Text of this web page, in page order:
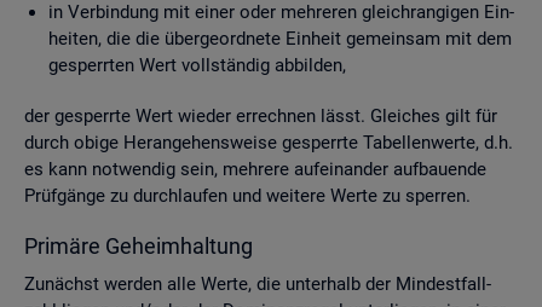
in Ver­bin­dung mit einer oder meh­re­ren gleich­ran­gi­gen Ein­
hei­ten, die die über­ge­ord­ne­te Ein­heit ge­mein­sam mit dem
ge­sperr­ten Wert voll­stän­dig ab­bil­den,
der ge­sperr­te Wert wie­der er­rech­nen lässt. Glei­ches gilt für
durch obige Her­an­ge­hens­wei­se ge­sperr­te Ta­bel­len­wer­te, d.h.
es kann not­wen­dig sein, meh­re­re auf­ein­an­der auf­bau­en­de
Prüf­gän­ge zu durch­lau­fen und wei­te­re Werte zu sper­ren.
Pri­mä­re Ge­heim­hal­tung
Zu­nächst wer­den alle Werte, die un­ter­halb der Min­dest­fall­